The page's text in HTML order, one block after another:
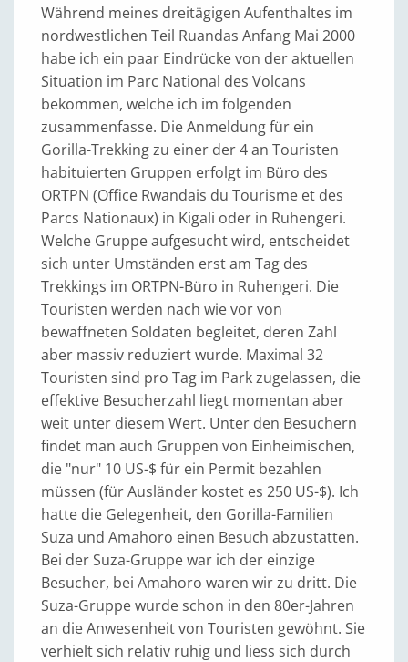
Während meines dreitägigen Aufenthaltes im
nordwestlichen Teil Ruandas Anfang Mai 2000
habe ich ein paar Eindrücke von der aktuellen
Situation im Parc National des Volcans
bekommen, welche ich im folgenden
zusammenfasse. Die Anmeldung für ein
Gorilla-Trekking zu einer der 4 an Touristen
habituierten Gruppen erfolgt im Büro des
ORTPN (Office Rwandais du Tourisme et des
Parcs Nationaux) in Kigali oder in Ruhengeri.
Welche Gruppe aufgesucht wird, entscheidet
sich unter Umständen erst am Tag des
Trekkings im ORTPN-Büro in Ruhengeri. Die
Touristen werden nach wie vor von
bewaffneten Soldaten begleitet, deren Zahl
aber massiv reduziert wurde. Maximal 32
Touristen sind pro Tag im Park zugelassen, die
effektive Besucherzahl liegt momentan aber
weit unter diesem Wert. Unter den Besuchern
findet man auch Gruppen von Einheimischen,
die "nur" 10 US-$ für ein Permit bezahlen
müssen (für Ausländer kostet es 250 US-$). Ich
hatte die Gelegenheit, den Gorilla-Familien
Suza und Amahoro einen Besuch abzustatten.
Bei der Suza-Gruppe war ich der einzige
Besucher, bei Amahoro waren wir zu dritt. Die
Suza-Gruppe wurde schon in den 80er-Jahren
an die Anwesenheit von Touristen gewöhnt. Sie
verhielt sich relativ ruhig und liess sich durch